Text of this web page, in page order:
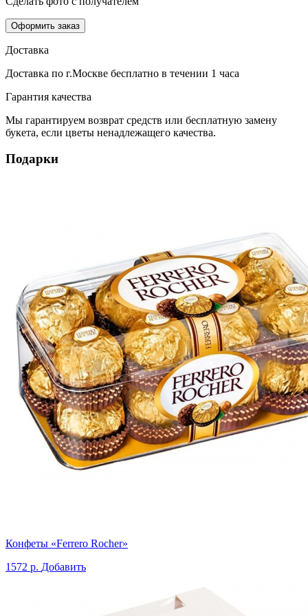
Оформить заказ
Доставка
Доставка по г.Москве бесплатно в течении 1 часа
Гарантия качества
Мы гарантируем возврат средств или бесплатную замену
букета, если цветы ненадлежащего качества.
Подарки
Конфеты «Ferrero Rocher»
1572 р. Добавить